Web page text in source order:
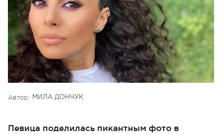
Автор: МИЛА ДОНЧУК
Певица поделилась пикантным фото в